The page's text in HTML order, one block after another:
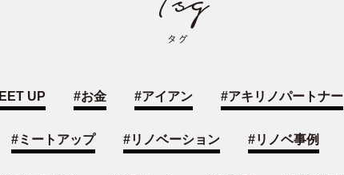
UP #お金 #アイアン #アキリノパートナー
#ミートアップ #リノベーション #リノベ事例